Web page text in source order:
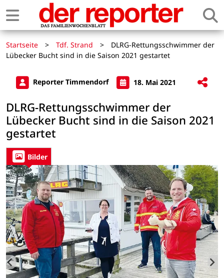
Startseite > Tdf. Strand >
DLRG-Rettungsschwimmer der
Lübecker Bucht sind in die Saison 2021 gestartet
Reporter Timmendorf 18. Mai 2021
DLRG-Rettungsschwimmer der
Lübecker Bucht sind in die Saison 2021
gestartet
Bilder